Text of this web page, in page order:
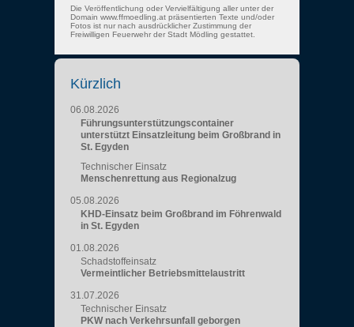
Die Veröffentlichung oder Vervielfältigung aller unter der
Domain www.ffmoedling.at präsentierten Texte und/oder
Fotos ist nur nach ausdrücklicher Zustimmung der
Freiwilligen Feuerwehr der Stadt Mödling gestattet.
Kürzlich
06.08.2026
Führungsunterstützungscontainer
unterstützt Einsatzleitung beim Großbrand in
St. Egyden
Technischer Einsatz
Menschenrettung aus Regionalzug
05.08.2026
KHD-Einsatz beim Großbrand im Föhrenwald
in St. Egyden
01.08.2026
Schadstoffeinsatz
Vermeintlicher Betriebsmittelaustritt
31.07.2026
Technischer Einsatz
PKW nach Verkehrsunfall geborgen